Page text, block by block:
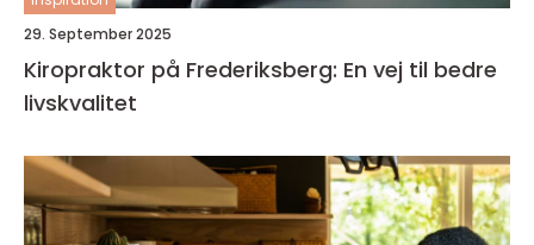
29. September 2025
Kiropraktor på Frederiksberg: En vej til bedre
livskvalitet